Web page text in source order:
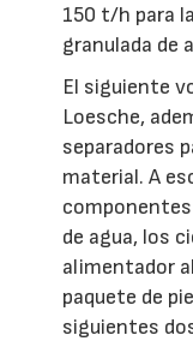
150 t/h para
granulada de
El siguiente
Loesche,
separadores
material. A
de agua, los
alimentador
paquete de
siguientes